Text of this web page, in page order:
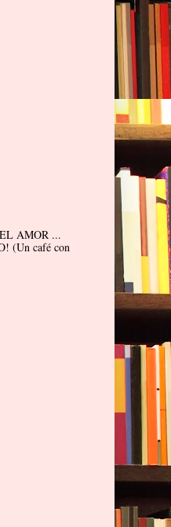
AMOR ...
(Un café con